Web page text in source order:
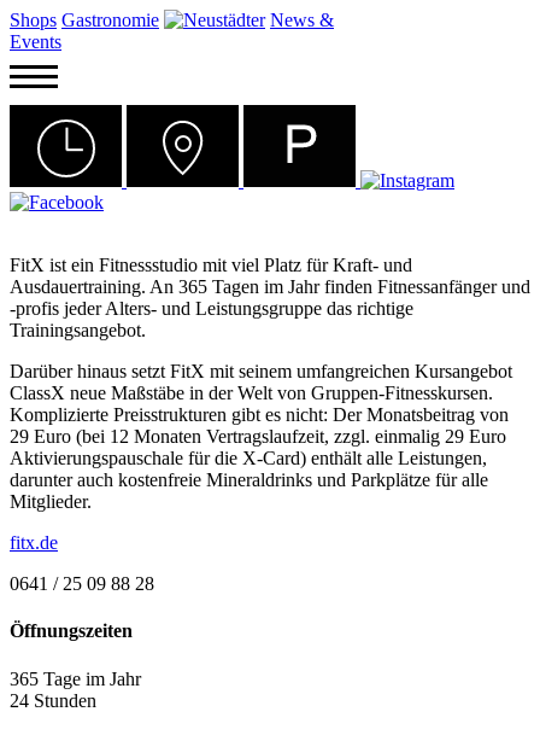
Shops Gastronomie
News &
Events
FitX ist ein Fitnessstudio mit viel Platz für Kraft- und
Ausdauertraining. An 365 Tagen im Jahr finden Fitnessanfänger und
-profis jeder Alters- und Leistungsgruppe das richtige
Trainingsangebot.
Darüber hinaus setzt FitX mit seinem umfangreichen Kursangebot
ClassX neue Maßstäbe in der Welt von Gruppen-Fitnesskursen.
Komplizierte Preisstrukturen gibt es nicht: Der Monatsbeitrag von
29 Euro (bei 12 Monaten Vertragslaufzeit, zzgl. einmalig 29 Euro
Aktivierungspauschale für die X-Card) enthält alle Leistungen,
darunter auch kostenfreie Mineraldrinks und Parkplätze für alle
Mitglieder.
fitx.de
0641 / 25 09 88 28
Öffnungszeiten
365 Tage im Jahr
24 Stunden